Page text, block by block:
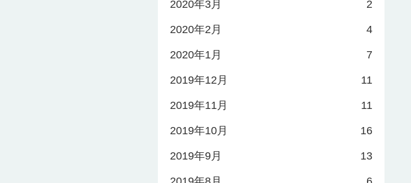
2020年3月 2
2020年2月 4
2020年1月 7
2019年12月 11
2019年11月 11
2019年10月 16
2019年9月 13